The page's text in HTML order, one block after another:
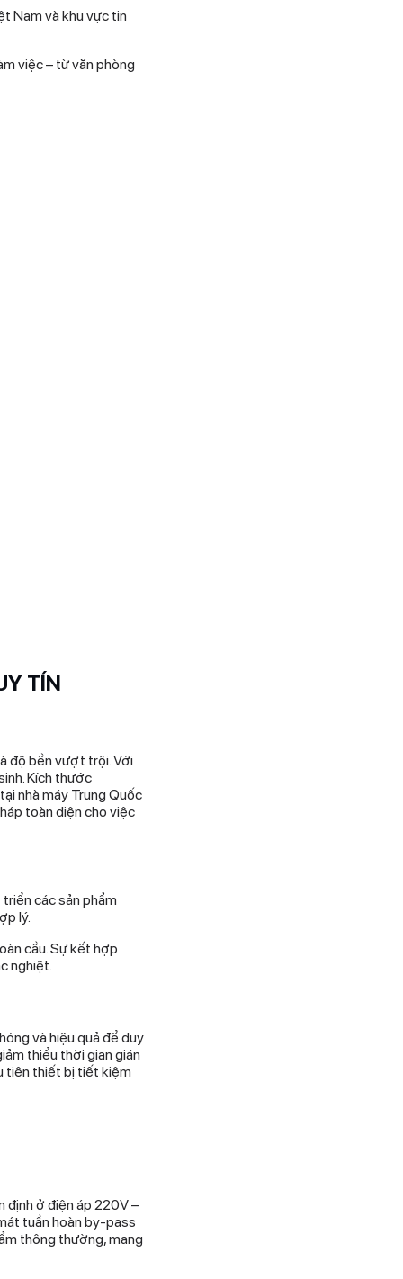
Nam và khu vực tin
việc – từ văn phòng
TÍN
độ bền vượt trội. Với
Kích thước
nhà máy Trung Quốc
toàn diện cho việc
các sản phẩm
lý.
cầu. Sự kết hợp
nghiệt.
và hiệu quả để duy
thiểu thời gian gián
tiên thiết bị tiết kiệm
ở điện áp 220V –
tuần hoàn by-pass
thông thường, mang